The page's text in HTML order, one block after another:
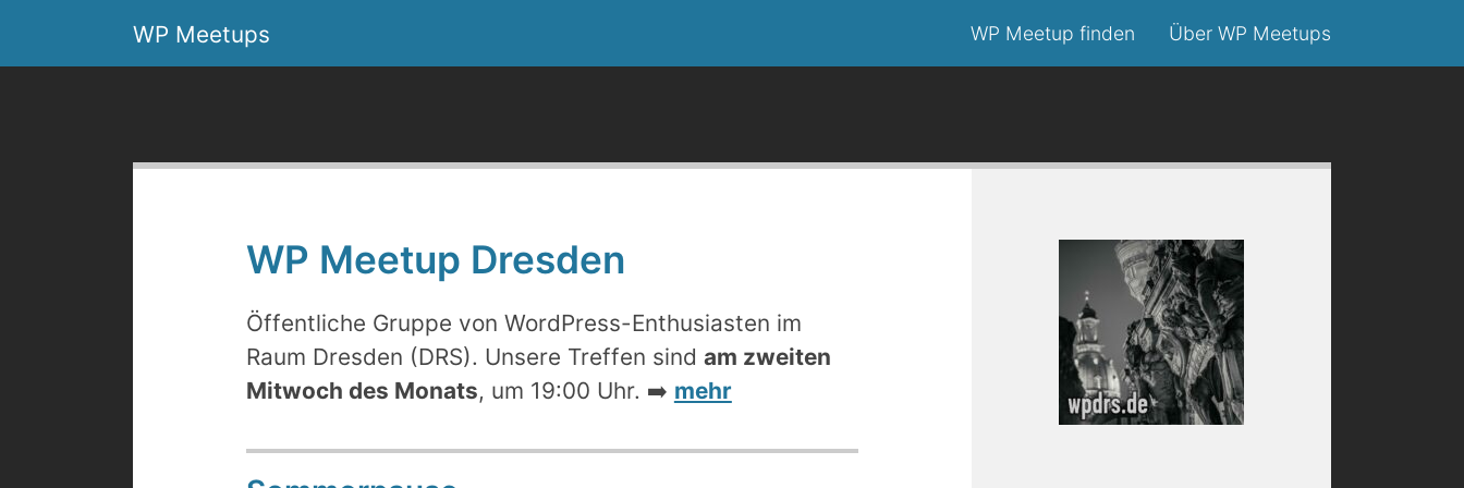
content
WP Meetups WP Meetup finden Über WP Meetups
WP Meetup Dresden
Öffentliche Gruppe von WordPress-Enthusiasten im
Raum Dresden (DRS). Unsere Treffen sind am zweiten
Mitwoch des Monats, um 19:00 Uhr. ➡️ mehr